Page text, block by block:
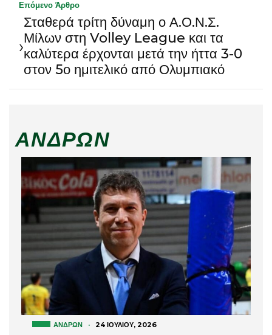
Επόμενο Άρθρο
›
Σταθερά τρίτη δύναμη ο Α.Ο.Ν.Σ.
Μίλων στη Volley League και τα
καλύτερα έρχονται μετά την ήττα 3-0
στον 5ο ημιτελικό από Ολυμπιακό
ΑΝΔΡΏΝ
ΑΝΔΡΏΝ · 24 ΙΟΥΛΊΟΥ, 2026